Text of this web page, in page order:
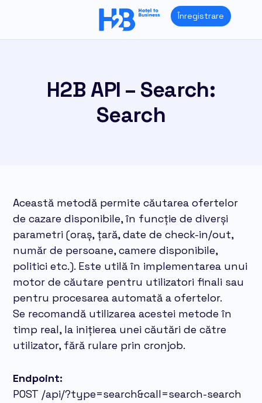
Înregistrare
H2B API – Search:
Search
Această metodă permite căutarea ofertelor
de cazare disponibile, în funcție de diverși
parametri (oraș, țară, date de check-in/out,
număr de persoane, camere disponibile,
politici etc.). Este utilă în implementarea unui
motor de căutare pentru utilizatori finali sau
pentru procesarea automată a ofertelor.
Se recomandă utilizarea acestei metode în
timp real, la inițierea unei căutări de către
utilizator, fără rulare prin cronjob.
Endpoint:
POST /api/?type=search&call=search-search